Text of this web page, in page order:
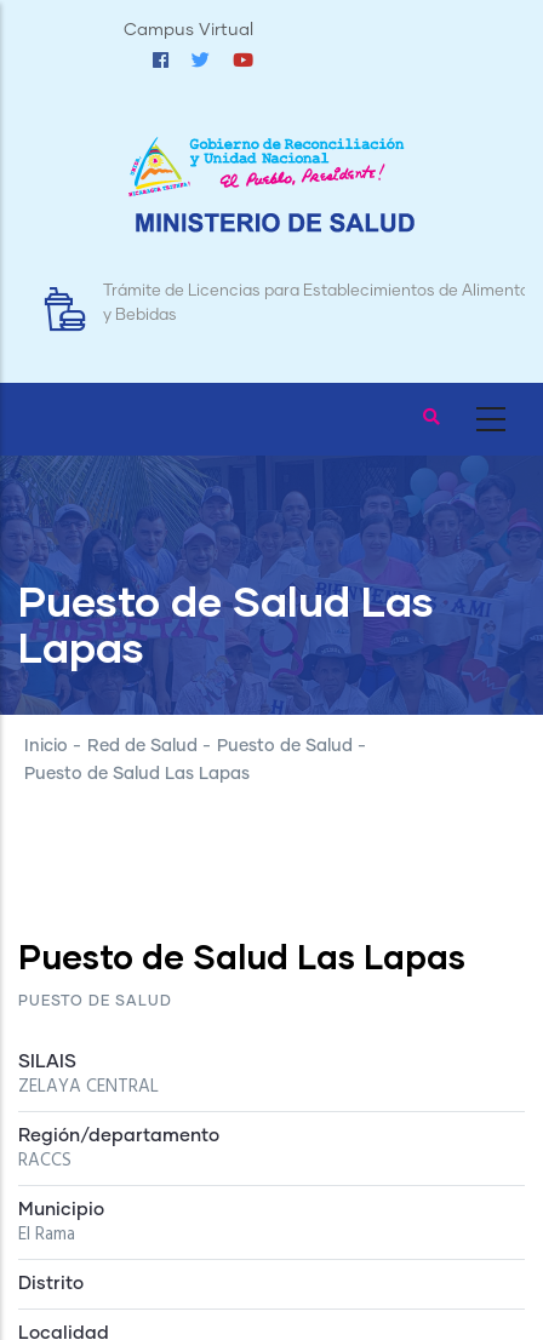
Campus Virtual
Trámite de Licencias para Establecimientos de Alimentos
y Bebidas
Puesto de Salud Las
Lapas
Inicio - Red de Salud - Puesto de Salud -
Puesto de Salud Las Lapas
Puesto de Salud Las Lapas
PUESTO DE SALUD
SILAIS
ZELAYA CENTRAL
Región/departamento
RACCS
Municipio
El Rama
Distrito
Localidad